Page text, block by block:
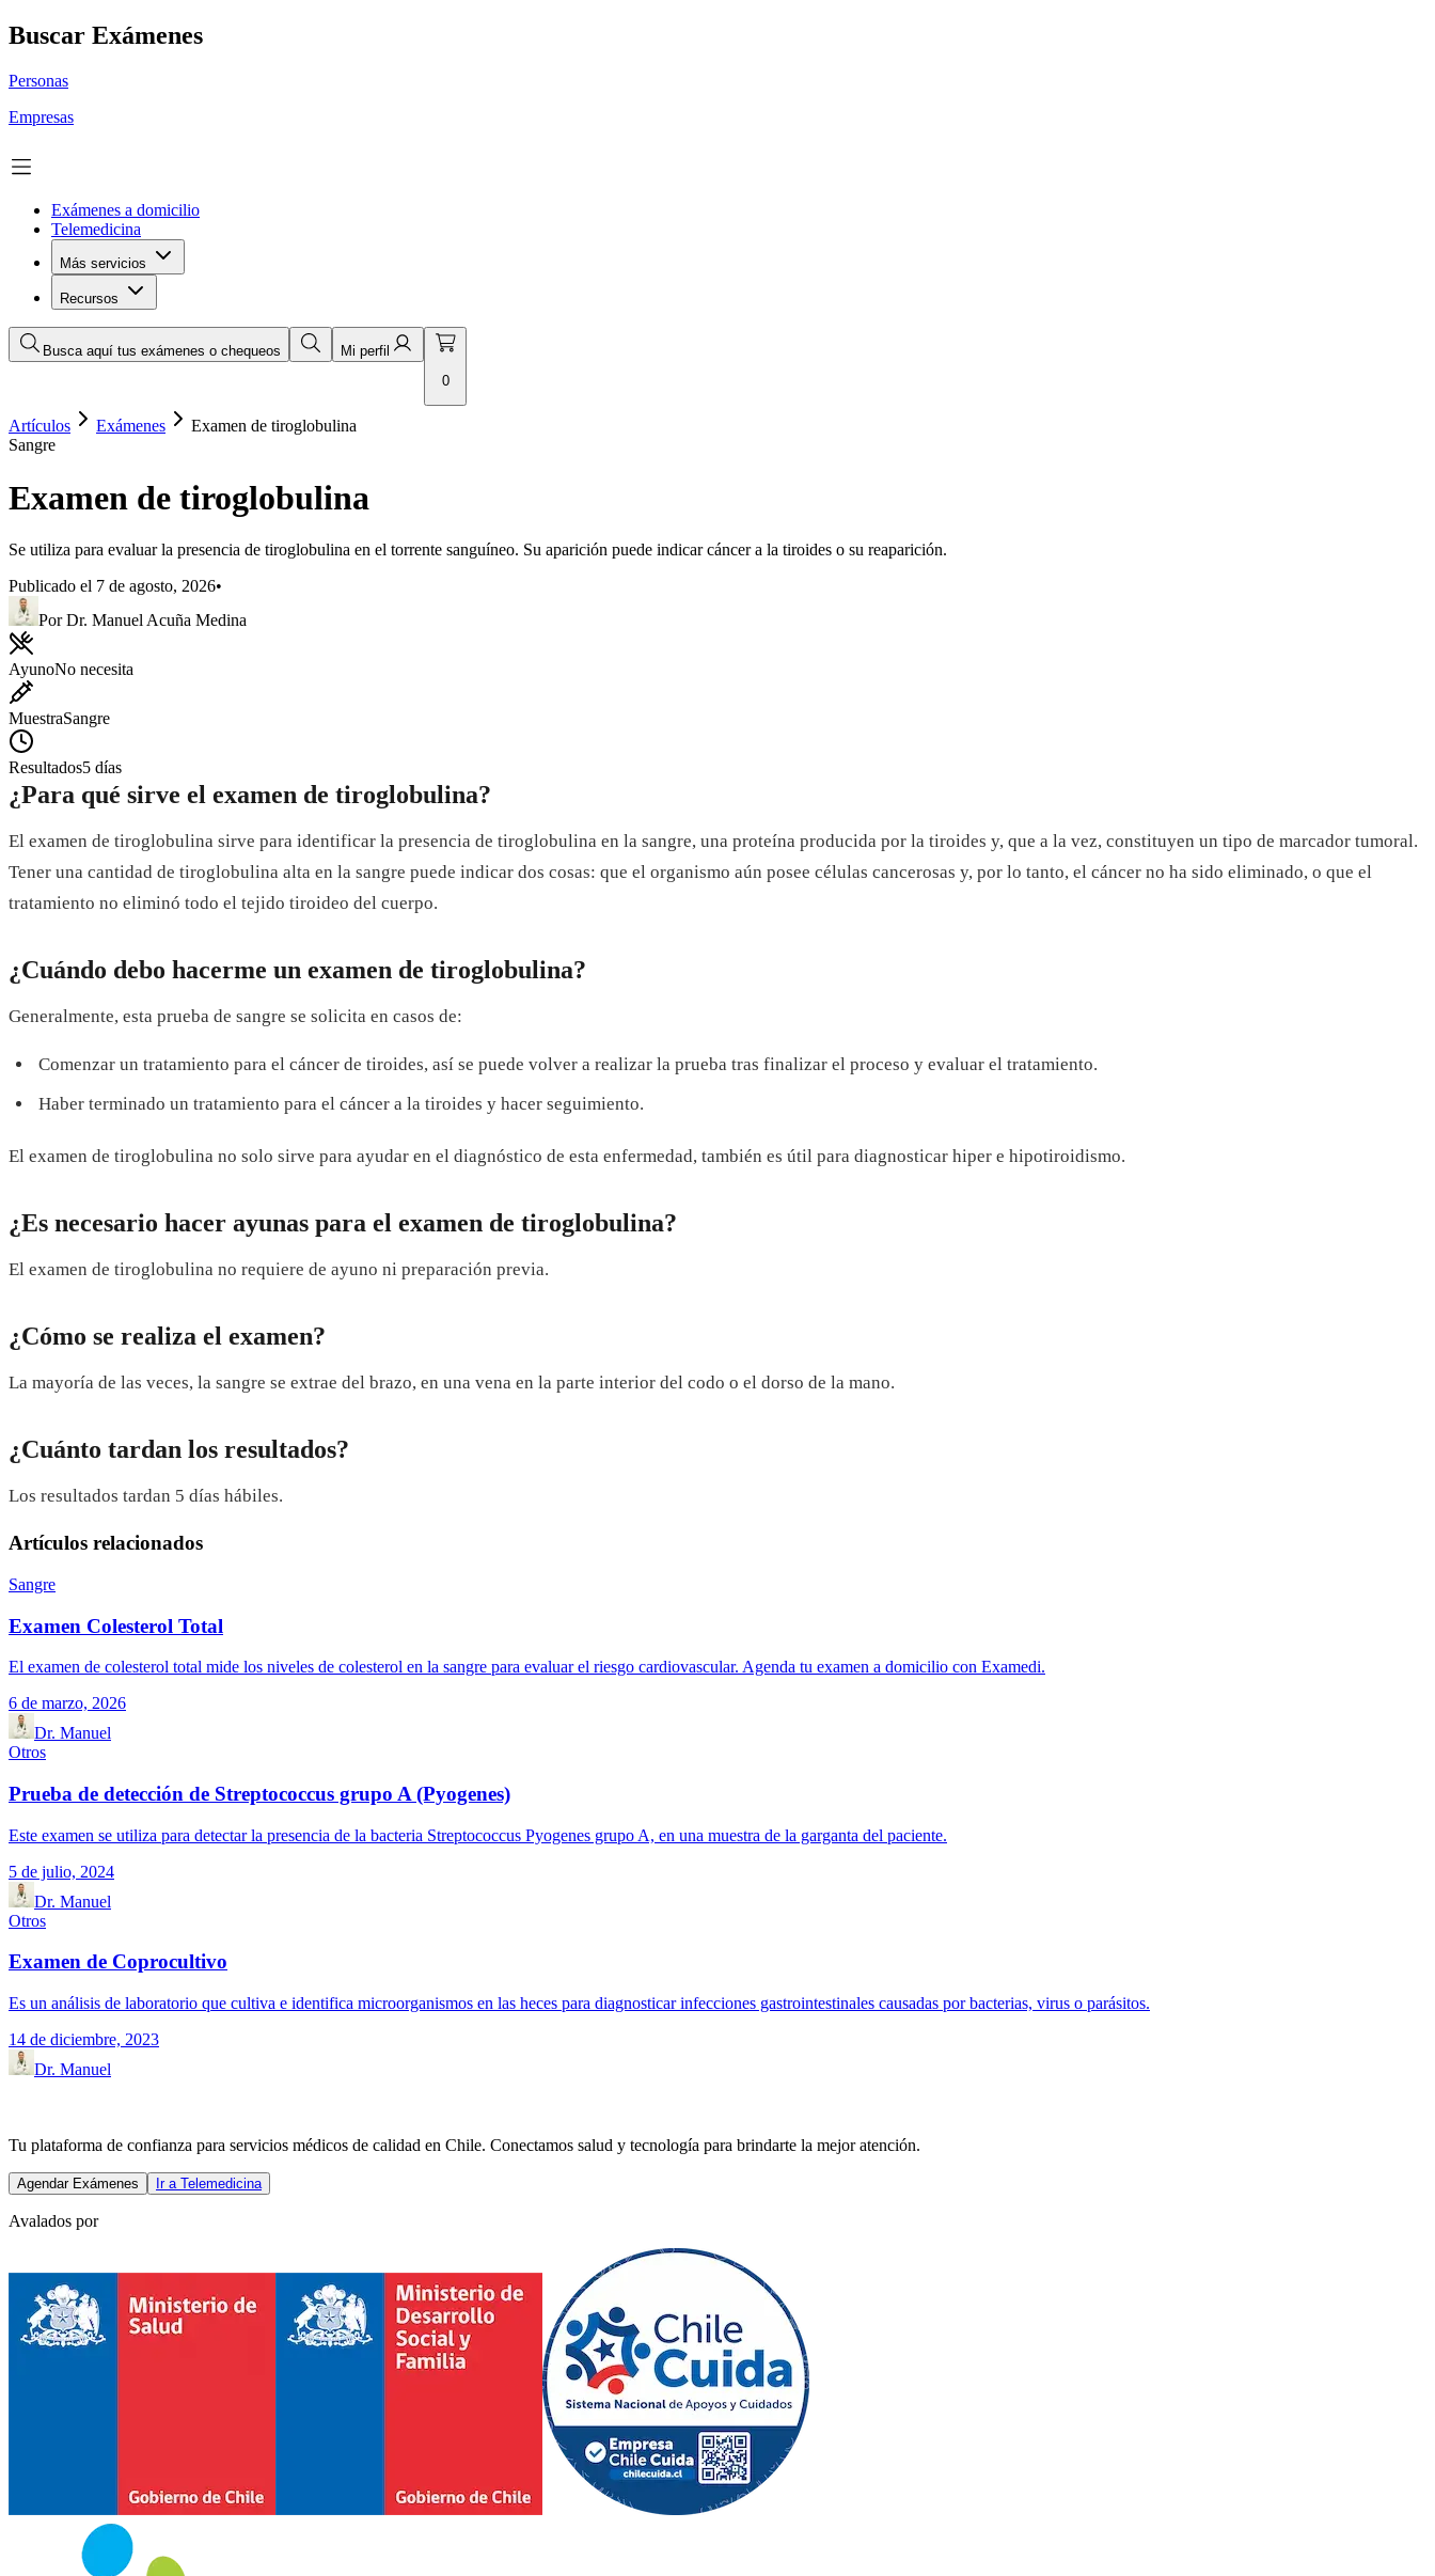
Buscar Exámenes
Personas
Empresas
Exámenes a domicilio
Telemedicina
Más servicios
Recursos
Busca aquí tus exámenes o chequeos
Mi perfil
0
Artículos Exámenes
Examen de tiroglobulina
Sangre
Examen de tiroglobulina
Se utiliza para evaluar la presencia de tiroglobulina en el torrente sanguíneo. Su aparición puede indicar cáncer a la tiroides o su reaparición.
Publicado el 7 de agosto, 2026•
PorDr. Manuel Acuña Medina
AyunoNo necesita
MuestraSangre
Resultados5 días
¿Para qué sirve el examen de tiroglobulina?
El examen de tiroglobulina sirve para identificar la presencia de tiroglobulina en la sangre, una proteína producida por la tiroides y, que a la vez, constituyen un tipo de marcador tumoral.
Tener una cantidad de tiroglobulina alta en la sangre puede indicar dos cosas: que el organismo aún posee células cancerosas y, por lo tanto, el cáncer no ha sido eliminado, o que el
tratamiento no eliminó todo el tejido tiroideo del cuerpo.
¿Cuándo debo hacerme un examen de tiroglobulina?
Generalmente, esta prueba de sangre se solicita en casos de:
Comenzar un tratamiento para el cáncer de tiroides, así se puede volver a realizar la prueba tras finalizar el proceso y evaluar el tratamiento.
Haber terminado un tratamiento para el cáncer a la tiroides y hacer seguimiento.
El examen de tiroglobulina no solo sirve para ayudar en el diagnóstico de esta enfermedad, también es útil para diagnosticar hiper e hipotiroidismo.
¿Es necesario hacer ayunas para el examen de tiroglobulina?
El examen de tiroglobulina no requiere de ayuno ni preparación previa.
¿Cómo se realiza el examen?
La mayoría de las veces, la sangre se extrae del brazo, en una vena en la parte interior del codo o el dorso de la mano.
¿Cuánto tardan los resultados?
Los resultados tardan 5 días hábiles.
Artículos relacionados
Sangre
Examen Colesterol Total
El examen de colesterol total mide los niveles de colesterol en la sangre para evaluar el riesgo cardiovascular. Agenda tu examen a domicilio con Examedi.
6 de marzo, 2026
Dr. Manuel
Otros
Prueba de detección de Streptococcus grupo A (Pyogenes)
Este examen se utiliza para detectar la presencia de la bacteria Streptococcus Pyogenes grupo A, en una muestra de la garganta del paciente.
5 de julio, 2024
Dr. Manuel
Otros
Examen de Coprocultivo
Es un análisis de laboratorio que cultiva e identifica microorganismos en las heces para diagnosticar infecciones gastrointestinales causadas por bacterias, virus o parásitos.
14 de diciembre, 2023
Dr. Manuel
Tu plataforma de confianza para servicios médicos de calidad en Chile. Conectamos salud y tecnología para brindarte la mejor atención.
Agendar Exámenes Ir a Telemedicina
Avalados por